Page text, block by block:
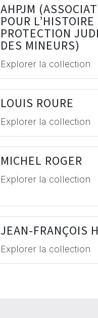
AHPJM
POUR
PROTECTION
DES MINEURS)
Explorer la collection
LOUIS ROURE
Explorer la collection
MICHEL ROGER
Explorer la collection
JEAN-FRANÇOIS
Explorer la collection